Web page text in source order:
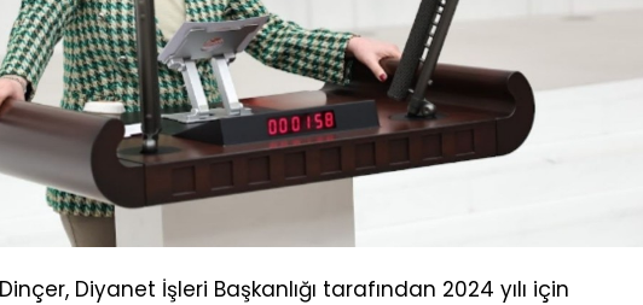
Diyanet İşleri Başkanlığı tarafından 2024 yılı için